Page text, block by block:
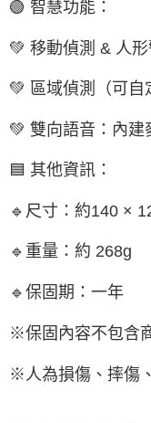
🟢 智慧功能：
💚 移動偵測 & 人
💚 區域偵測（可自
💚 雙向語音：內建
🟦 其他資訊：
🔹尺寸：約140 ×
🔹重量：約 268g
🔹保固期：一年
※保固內容不包含
※人為損傷、摔傷